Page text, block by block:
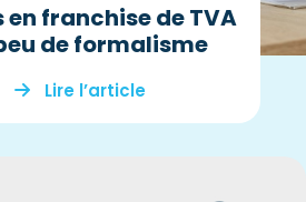
franchise de TVA
de formalisme
Lire l’article